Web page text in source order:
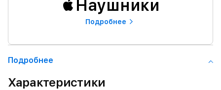
Наушники
Подробнее
Подробнее
Характеристики